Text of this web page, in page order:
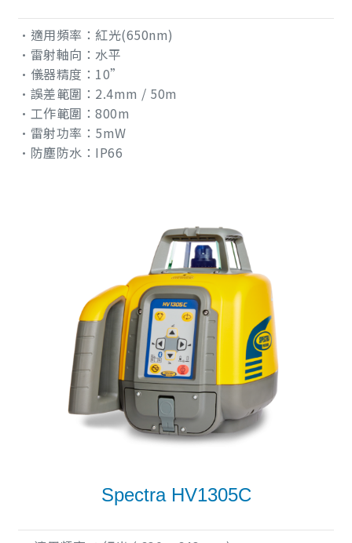
•適用頻率：紅光(650nm)
•雷射軸向：水平
•儀器精度：10”
•誤差範圍：2.4mm / 50m
•工作範圍：800m
•雷射功率：5mW
•防塵防水：IP66
Spectra HV1305C